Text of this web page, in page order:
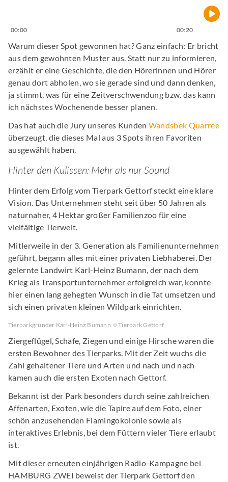
00:00 00:20
Warum dieser Spot gewonnen hat? Ganz einfach: Er bricht
aus dem gewohnten Muster aus. Statt nur zu informieren,
erzählt er eine Geschichte, die den Hörerinnen und Hörer
genau dort abholen, wo sie gerade sind und dann denken,
ja stimmt, was für eine Zeitverschwendung bzw. das kann
ich nächstes Wochenende besser planen.
Das hat auch die Jury unseres Kunden Wandsbek Quarree
überzeugt, die dieses Mal aus 3 Spots ihren Favoriten
ausgewählt haben.
Hinter den Kulissen: Mehr als nur Sound
Hinter dem Erfolg vom Tierpark Gettorf steckt eine klare
Vision. Das Unternehmen steht seit über 50 Jahren als
naturnaher, 4 Hektar großer Familienzoo für eine
vielfältige Tierwelt.
Mitlerweile in der 3. Generation als Familienunternehmen
geführt, begann alles mit einer privaten Liebhaberei. Der
gelernte Landwirt Karl-Heinz Bumann, der nach dem
Krieg als Transportunternehmer erfolgreich war, konnte
hier einen lang gehegten Wunsch in die Tat umsetzen und
sich einen privaten kleinen Wildpark einrichten.
Tierparkgründer Karl-Heinz Bumann Tierpark Gettorf
Ziergeflügel, Schafe, Ziegen und einige Hirsche waren die
ersten Bewohner des Tierparks. Mit der Zeit wuchs die
Zahl gehaltener Tiere und Arten und nach und nach
kamen auch die ersten Exoten nach Gettorf.
Bekannt ist der Park besonders durch seine zahlreichen
Affenarten, Exoten, wie die Tapire auf dem Foto, einer
schön anzusehenden Flamingokolonie sowie als
interaktives Erlebnis, bei dem Füttern vieler Tiere erlaubt
ist.
Mit dieser erneuten einjährigen Radio-Kampagne bei
HAMBURG ZWEI beweist der Tierpark Gettorf den